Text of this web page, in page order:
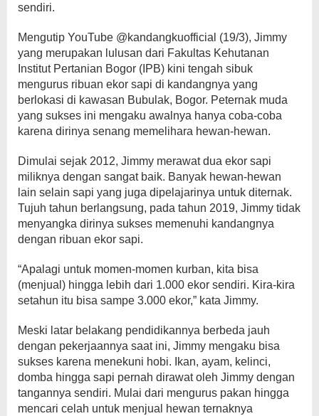
sendiri.
Mengutip YouTube @kandangkuofficial (19/3), Jimmy
yang merupakan lulusan dari Fakultas Kehutanan
Institut Pertanian Bogor (IPB) kini tengah sibuk
mengurus ribuan ekor sapi di kandangnya yang
berlokasi di kawasan Bubulak, Bogor. Peternak muda
yang sukses ini mengaku awalnya hanya coba-coba
karena dirinya senang memelihara hewan-hewan.
Dimulai sejak 2012, Jimmy merawat dua ekor sapi
miliknya dengan sangat baik. Banyak hewan-hewan
lain selain sapi yang juga dipelajarinya untuk diternak.
Tujuh tahun berlangsung, pada tahun 2019, Jimmy tidak
menyangka dirinya sukses memenuhi kandangnya
dengan ribuan ekor sapi.
“Apalagi untuk momen-momen kurban, kita bisa
(menjual) hingga lebih dari 1.000 ekor sendiri. Kira-kira
setahun itu bisa sampe 3.000 ekor,” kata Jimmy.
Meski latar belakang pendidikannya berbeda jauh
dengan pekerjaannya saat ini, Jimmy mengaku bisa
sukses karena menekuni hobi. Ikan, ayam, kelinci,
domba hingga sapi pernah dirawat oleh Jimmy dengan
tangannya sendiri. Mulai dari mengurus pakan hingga
mencari celah untuk menjual hewan ternaknya